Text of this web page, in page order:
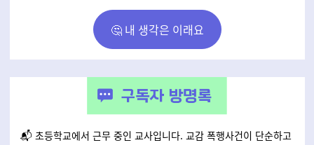
🤔 내 생각은 이래요
📬 초등학교에서 근무 중인 교사입니다. 교감 폭행사건이 단순하고